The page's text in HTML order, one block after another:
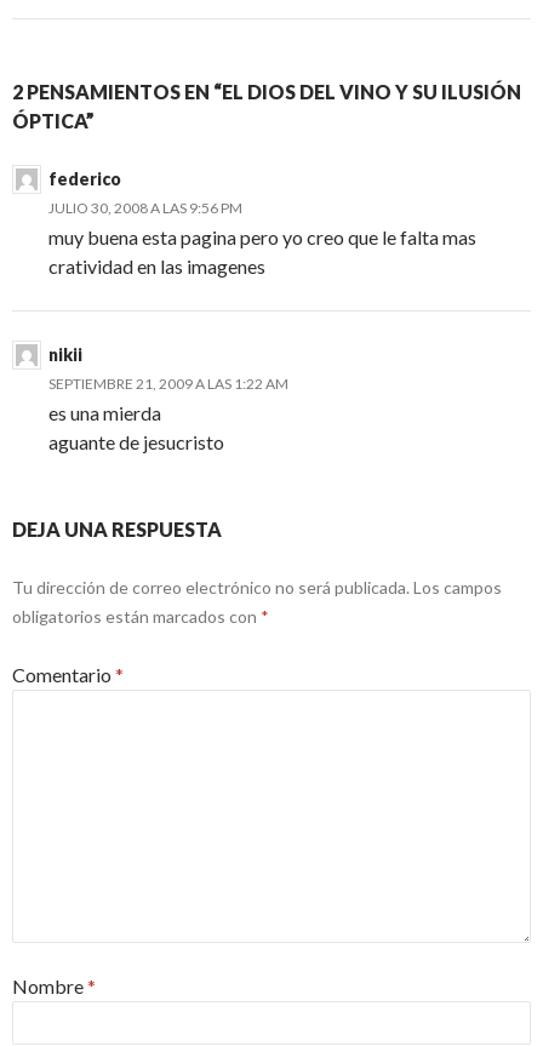
2 PENSAMIENTOS EN “EL DIOS DEL VINO Y SU ILUSIÓN
ÓPTICA”
federico
JULIO 30, 2008 A LAS 9:56 PM
muy buena esta pagina pero yo creo que le falta mas
cratividad en las imagenes
nikii
SEPTIEMBRE 21, 2009 A LAS 1:22 AM
es una mierda
aguante de jesucristo
DEJA UNA RESPUESTA
Tu dirección de correo electrónico no será publicada. Los campos
obligatorios están marcados con *
Comentario *
Nombre*